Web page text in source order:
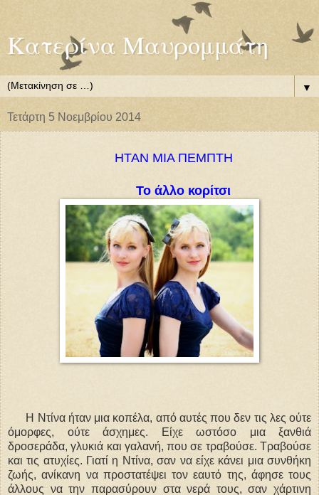
Κατερίνα Μαυρομμάτη
▼
Τετάρτη 5 Νοεμβρίου 2014
ΗΤΑΝ ΜΙΑ ΠΕΜΠΤΗ
Το άλλο κορίτσι
Η Ντίνα ήταν μια κοπέλα, από αυτές που δεν τις λες ούτε
όμορφες, ούτε άσχημες. Είχε ωστόσο μια ξανθιά
δροσεράδα, γλυκιά και γαλανή, που σε τραβούσε. Τραβούσε
και τις ατυχίες. Γιατί η Ντίνα, σαν να είχε κάνει μια συνθήκη
ζωής, ανίκανη να προστατέψει τον εαυτό της, άφησε τους
άλλους να την παρασύρουν στα νερά τους, σαν χάρτινη